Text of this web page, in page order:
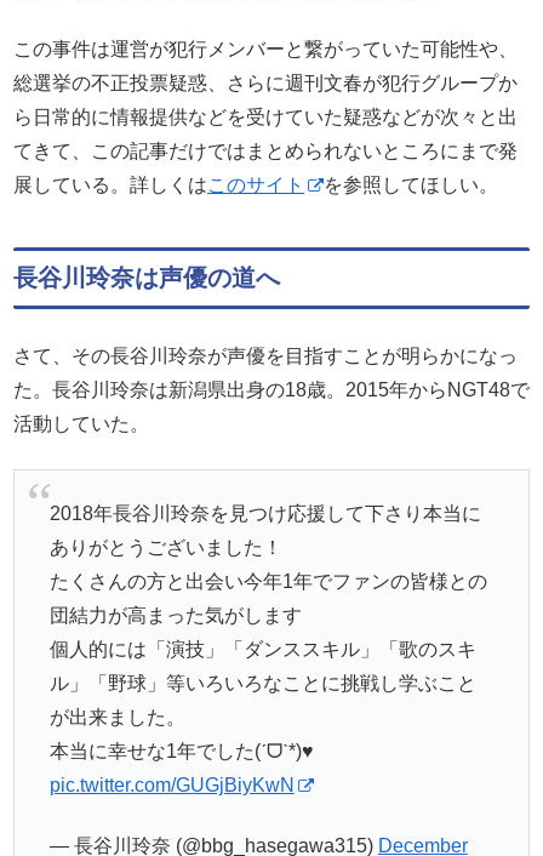
この事件は運営が犯行メンバーと繋がっていた可能性や、
総選挙の不正投票疑惑、さらに週刊文春が犯行グループか
ら日常的に情報提供などを受けていた疑惑などが次々と出
てきて、この記事だけではまとめられないところにまで発
展している。詳しくはこのサイト を参照してほしい。
長谷川玲奈は声優の道へ
さて、その長谷川玲奈が声優を目指すことが明らかになっ
た。長谷川玲奈は新潟県出身の18歳。2015年からNGT48で
活動していた。
2018年長谷川玲奈を見つけ応援して下さり本当に
ありがとうございました！
たくさんの方と出会い今年1年でファンの皆様との
団結力が高まった気がします
個人的には「演技」「ダンススキル」「歌のスキ
ル」「野球」等いろいろなことに挑戦し学ぶこと
が出来ました。
本当に幸せな1年でした(ˊᗜˋ*)♥
pic.twitter.com/GUGjBiyKwN
— 長谷川玲奈 (@bbg_hasegawa315) December